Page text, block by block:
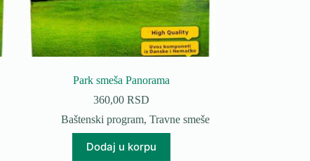
Park smeša Panorama
360,00 RSD
Baštenski program, Travne smeše
Dodaj u korpu